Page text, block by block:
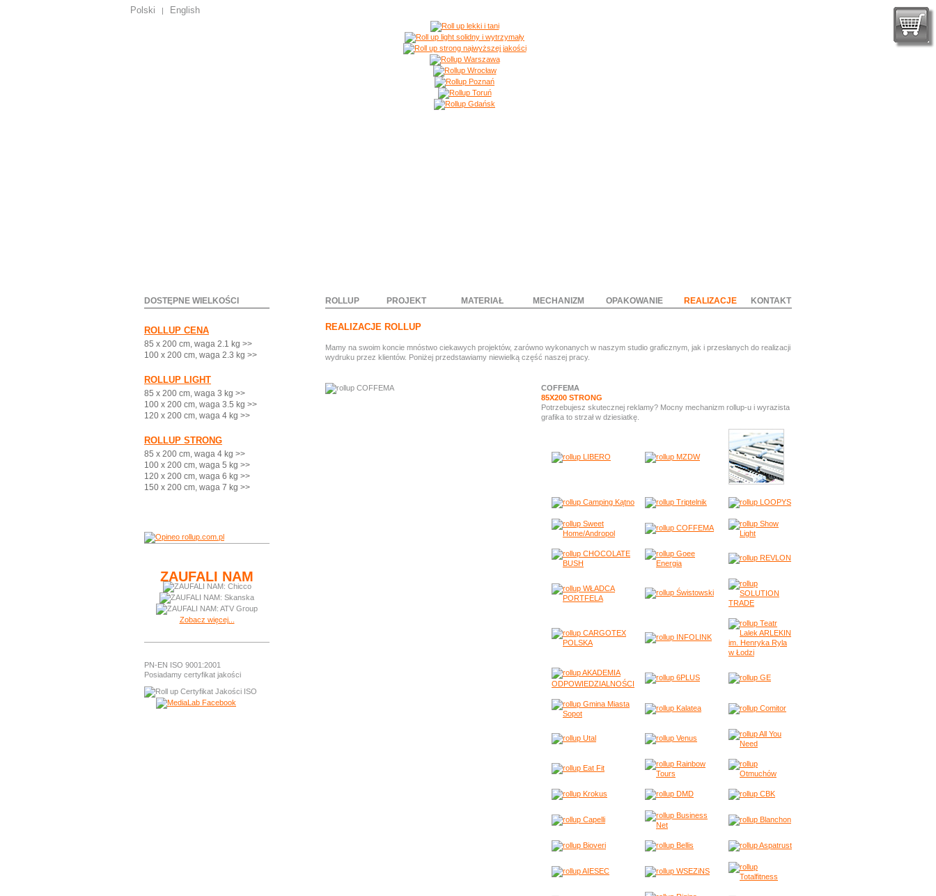
Polski | English
DOSTĘPNE WIELKOŚCI
ROLLUP CENA
85 x 200 cm, waga 2.1 kg >>
100 x 200 cm, waga 2.3 kg >>
ROLLUP LIGHT
85 x 200 cm, waga 3 kg >>
100 x 200 cm, waga 3.5 kg >>
120 x 200 cm, waga 4 kg >>
ROLLUP STRONG
85 x 200 cm, waga 4 kg >>
100 x 200 cm, waga 5 kg >>
120 x 200 cm, waga 6 kg >>
150 x 200 cm, waga 7 kg >>
ZAUFALI NAM
Zobacz więcej...
PN-EN ISO 9001:2001
Posiadamy certyfikat jakości
ROLLUP PROJEKT MATERIAŁ MECHANIZM OPAKOWANIE REALIZACJE KONTAKT
REALIZACJE ROLLUP
Mamy na swoim koncie mnóstwo ciekawych projektów, zarówno wykonanych w naszym studio graficznym, jak i przesłanych do realizacji
wydruku przez klientów. Poniżej przedstawiamy niewielką część naszej pracy.
COFFEMA
85X200 STRONG
Potrzebujesz skutecznej reklamy? Mocny mechanizm rollup-u i wyrazista
grafika to strzał w dziesiatkę.